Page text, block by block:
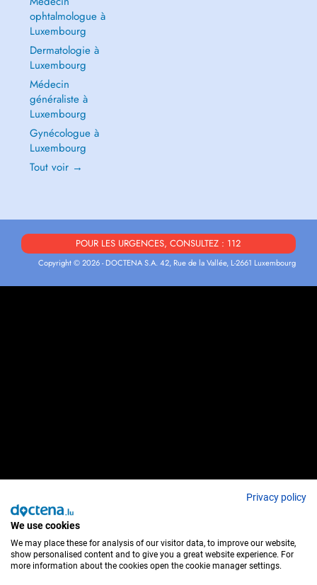
ophtalmologue à
Luxembourg
Dermatologie à
Luxembourg
Médecin
généraliste à
Luxembourg
Gynécologue à
Luxembourg
Tout voir →
POUR LES URGENCES, CONSULTEZ : 112
Copyright © 2026 - DOCTENA S.A. 42, Rue de la Vallée, L-2661 Luxembourg
Privacy policy
We use cookies
We may place these for analysis of our visitor data, to improve our website,
show personalised content and to give you a great website experience. For
more information about the cookies open the cookie manager settings.